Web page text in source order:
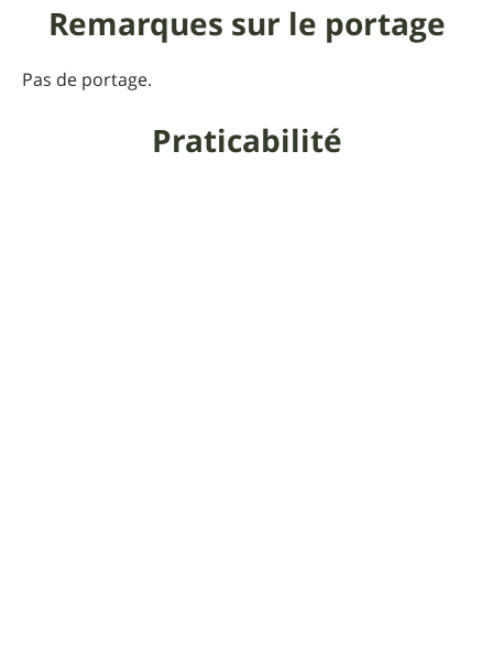
Remarques sur le portage
Pas de portage.
Praticabilité